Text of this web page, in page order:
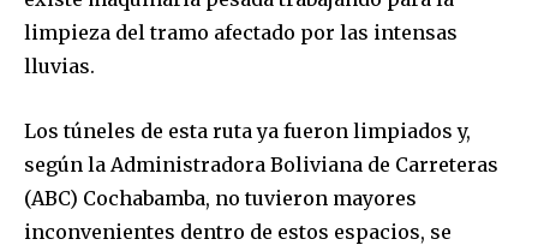
limpieza del tramo afectado por las intensas
lluvias.
Los túneles de esta ruta ya fueron limpiados y,
según la Administradora Boliviana de Carreteras
(ABC) Cochabamba, no tuvieron mayores
inconvenientes dentro de estos espacios, se